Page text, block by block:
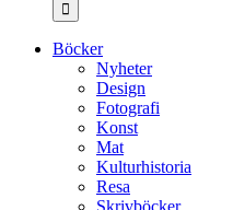
Böcker
Nyheter
Design
Fotografi
Konst
Mat
Kulturhistoria
Resa
Skrivböcker